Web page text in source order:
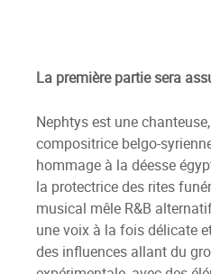
La première partie sera
Nephtys est une
compositrice belgo-
hommage à la déesse
la protectrice des rites
musical mêle R&B
une voix à la fois délicate
des influences allant du